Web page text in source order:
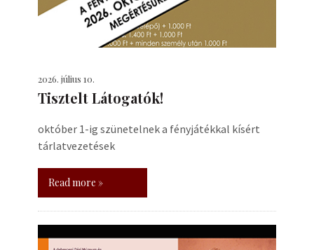
2026. július 10.
Tisztelt Látogatók!
október 1-ig szünetelnek a fényjátékkal kísért
tárlatvezetések
Read more »